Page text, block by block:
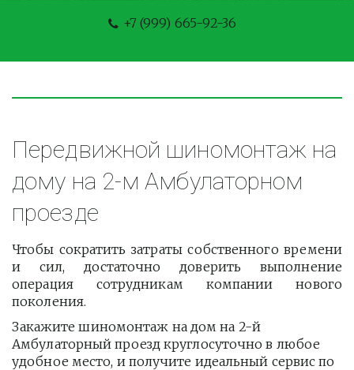
+7 (999) 665-92-36
Передвижной шиномонтаж на
дому на 2-м Амбулаторном
проезде
Чтобы сократить затраты собственного времени
и сил, достаточно доверить выполнение
операция сотрудникам компании нового
поколения.
Закажите шиномонтаж на дом на 2-й
Амбулаторный проезд круглосуточно в любое
удобное место, и получите идеальный сервис по